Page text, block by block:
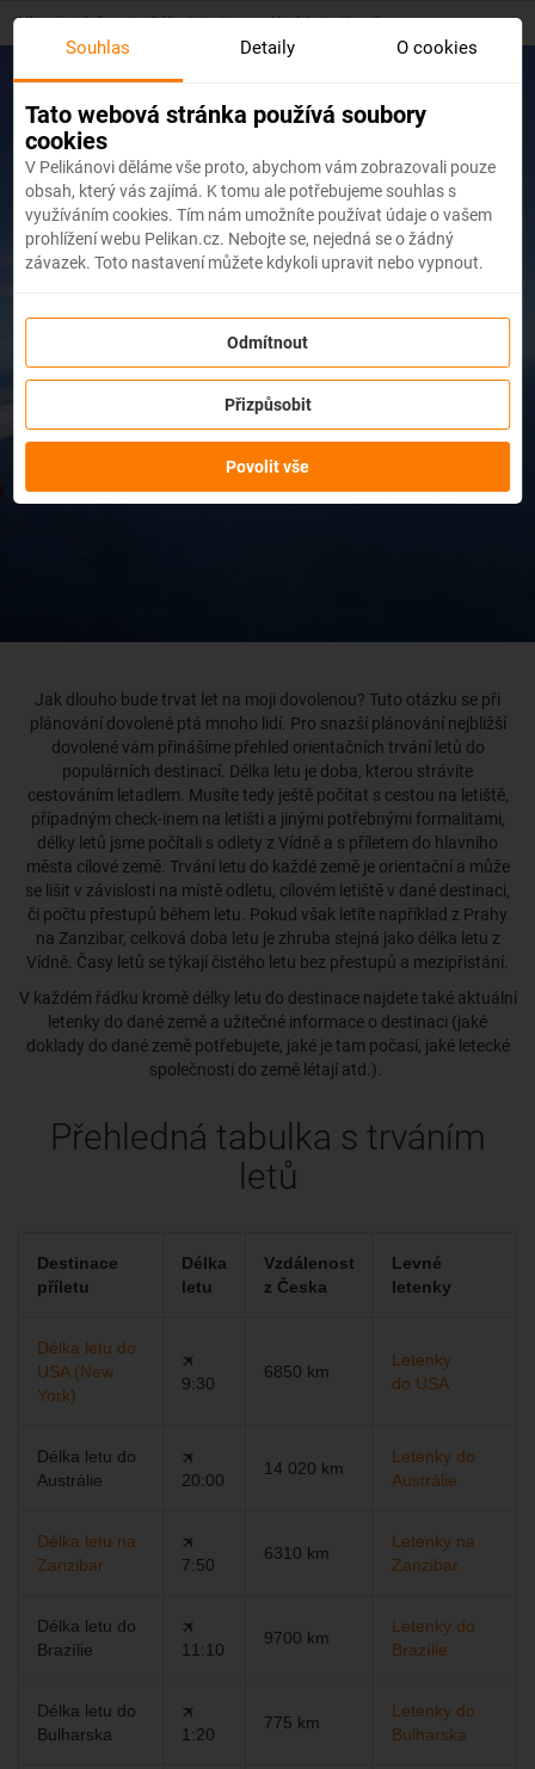
Skip
content
Hlavní stránka / Délka letu do populárních destinací
Délka letu do
populárních destinací
Jak dlouho bude trvat let na moji dovolenou? Tuto otázku se při
plánování dovolené ptá mnoho lidí. Pro snazší plánování nejbližší
dovolené vám přinášíme přehled orientačních trvání letů do
populárních destinací. Délka letu je doba, kterou strávíte
cestováním letadlem. Musíte tedy ještě počítat s cestou na letiště,
případným check-inem na letišti a jinými potřebnými formalitami,
délky letů jsme počítali s odlety z Vídně a s příletem do hlavního
města cílové země. Trvání letu do každé země je orientační a může
se lišit v závislosti na místě odletu, cílovém letiště v dané destinaci,
či počtu přestupů během letu. Pokud však letíte například z Prahy
na Zanzibar, celková doba letu je zhruba stejná jako délka letu z
Vídně. Časy letů se týkají čistého letu bez přestupů a mezipřistání.
V každém řádku kromě délky letu do destinace najdete také aktuální
letenky do dané země a užitečné informace o destinaci (jaké
doklady do dané země potřebujete, jaké je tam počasí, jaké letecké
společnosti do země létají atd.).
Přehledná tabulka s trváním
letů
Destinace
příletu
Délka
letu
Vzdálenost
z Česka
Levné
letenky
Délka letu do
USA (New
York)
🛪
9:30
6850 km
Letenky
do USA
Délka letu do
Austrálie
🛪
20:00
14 020 km
Letenky do
Austrálie
Délka letu na
Zanzibar
🛪
7:50
6310 km
Letenky na
Zanzibar
Délka letu do
Brazílie
🛪
11:10
9700 km
Letenky do
Brazílie
Délka letu do
Bulharska
🛪
1:20
775 km
Letenky do
Bulharska
Souhlas Detaily O cookies
Tato webová stránka používá soubory
cookies
V Pelikánovi děláme vše proto, abychom vám zobrazovali pouze
obsah, který vás zajímá. K tomu ale potřebujeme souhlas s
využíváním cookies. Tím nám umožníte používat údaje o vašem
prohlížení webu Pelikan.cz. Nebojte se, nejedná se o žádný
závazek. Toto nastavení můžete kdykoli upravit nebo vypnout.
Odmítnout
Přizpůsobit
Povolit vše